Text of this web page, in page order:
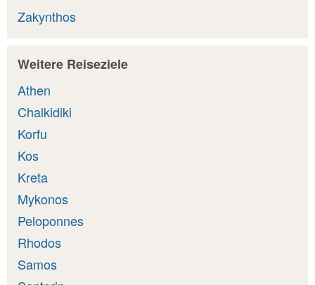
Zakynthos
Weitere Reiseziele
Athen
Chalkidiki
Korfu
Kos
Kreta
Mykonos
Peloponnes
Rhodos
Samos